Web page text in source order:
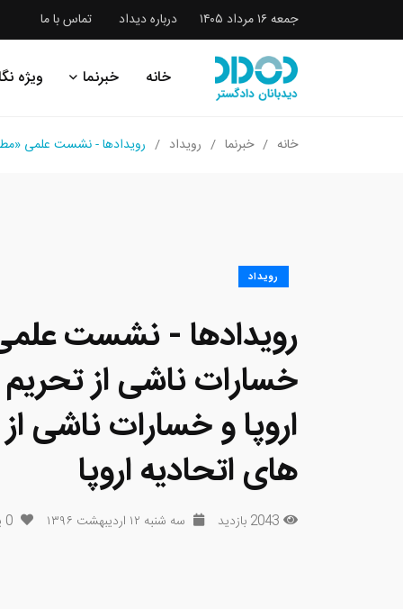
جمعه ۱۶ مرداد ۱۴۰۵ درباره دیداد تماس با ما
خانه خبرنما ویژه
خانه خبرنما رویداد رویدادها - نشست علمی
رویداد
رویدادها - نشست
خسارات ناشی از
اروپا و خسارات ناشی
های اتحادیه اروپا
2043 بازدید سه شنبه ۱۲ اردیبهشت ۱۳۹۶ 0